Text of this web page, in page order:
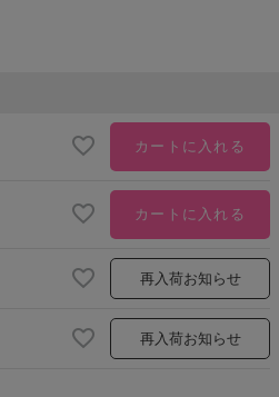
カートに入れる
カートに入れる
再入荷お知らせ
再入荷お知らせ